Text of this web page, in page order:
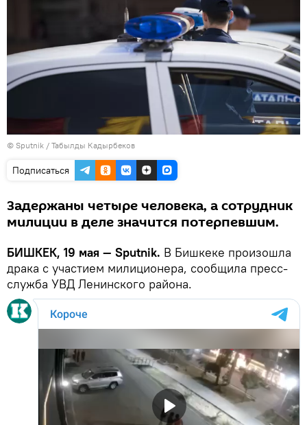
© Sputnik / Табылды Кадырбеков
Подписаться
Задержаны четыре человека, а сотрудник
милиции в деле значится потерпевшим.
БИШКЕК, 19 мая — Sputnik. В Бишкеке произошла
драка с участием милиционера, сообщила пресс-
служба УВД Ленинского района.